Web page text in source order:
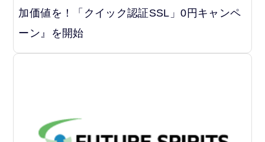
加価値を！「クイック認証SSL」0円キャンペ
ーン』を開始